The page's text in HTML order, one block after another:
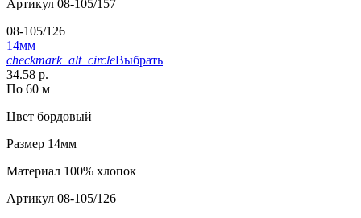
Артикул 08-105/157
08-105/126
14мм
checkmark_alt_circleВыбрать
34.58 р.
По 60 м
Цвет бордовый
Размер 14мм
Материал 100% хлопок
Артикул 08-105/126